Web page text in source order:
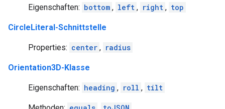
Eigenschaften: bottom , left , right , top
CircleLiteral-Schnittstelle
Properties: center , radius
Orientation3D-Klasse
Eigenschaften: heading , roll , tilt